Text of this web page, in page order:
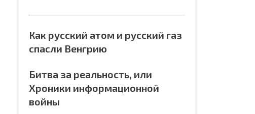
Как русский атом и русский газ
спасли Венгрию
Битва за реальность, или
Хроники информационной
войны